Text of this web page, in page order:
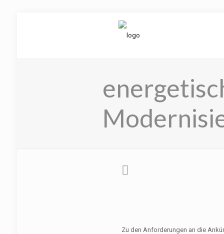
Zu den Anforderungen an die